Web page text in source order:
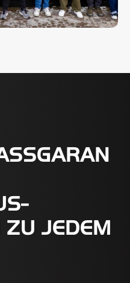
ZU JEDEM